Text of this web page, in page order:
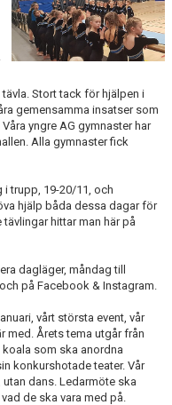
Stort tack för hjälpen i
gemensamma insatser som
yngre AG gymnaster har
Alla gymnaster fick
i trupp, 19-20/11, och
hjälp båda dessa dagar för
hittar man här på
dagläger, måndag till
på Facebook & Instagram.
vårt största event, vår
med. Årets tema utgår från
som ska anordna
konkurshotade teater. Vår
dans. Ledarmöte ska
de ska vara med på.